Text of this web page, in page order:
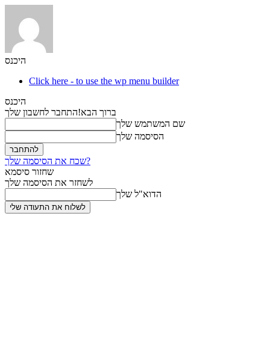
היכנס
Click here - to use the wp menu builder
היכנס
ברוך הבא!התחבר לחשבון שלך
שם המשתמש שלך
הסיסמה שלך
שכח את הסיסמה שלך?
שחזור סיסמא
לשחזר את הסיסמה שלך
הדוא"ל שלך